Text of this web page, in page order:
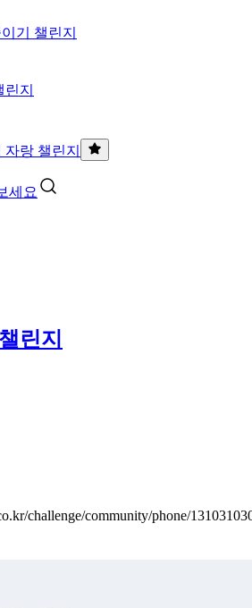
기 챌린지
지
랑 챌린지
세요
린지
challenge/community/phone/